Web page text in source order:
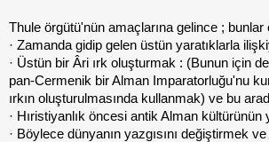
Thule örgütü'nün amaçlarına gelince ; bunlar
· Zamanda gidip gelen üstün yaratıklarla
· Üstün bir Âri ırk oluşturmak : (Bunun için
pan-Cermenik bir Alman Imparatorluğu'nu
ırkın oluşturulmasında kullanmak) ve bu
· Hıristiyanlık öncesi antik Alman kültürünün
· Böylece dünyanın yazgısını değiştirmek ve